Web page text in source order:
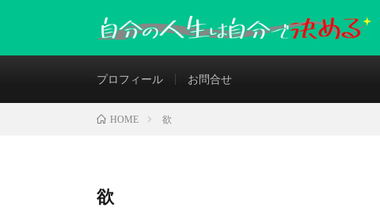
プロフィール お問合せ
HOME 欲
欲